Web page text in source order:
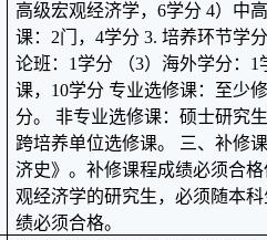
高级宏观经济学， 6学分 4）中
课： 2门， 4学分 3. 培养环节学分
论班： 1 学分 （3）海外学分： 1
课， 10学分 专业选修课：至少
分。 非专业选修课：硕士研究
跨培养单位选修课。 三、补修课
济史》。补修课程成绩必须合格
观经济学的研究生，必须随本
绩必须合格。